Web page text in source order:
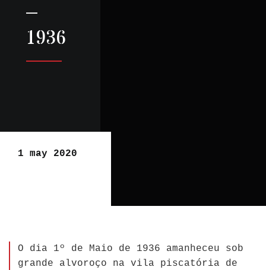
–
1936
1 may 2020
O dia 1º de Maio de 1936 amanheceu sob
grande alvoroço na vila piscatória de